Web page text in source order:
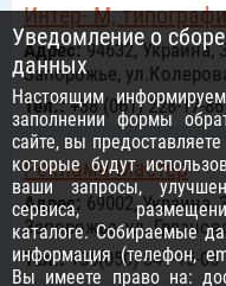
Интер- М,
Адрес:94632, Украина,
Запорожье,
Тел.:+38 (061) 228-17-86
Реклама Мастер
Адрес: 69002, Украина,
Запорожье, ул.
Тел.:+38(050) 341-15-05
Уведомление о
данных
Настоящим
заполнении формы
сайте, вы
которые будут
ваши запросы,
сервиса,
каталоге. Собираемые
информация (телефон,
Вы имеете право на: